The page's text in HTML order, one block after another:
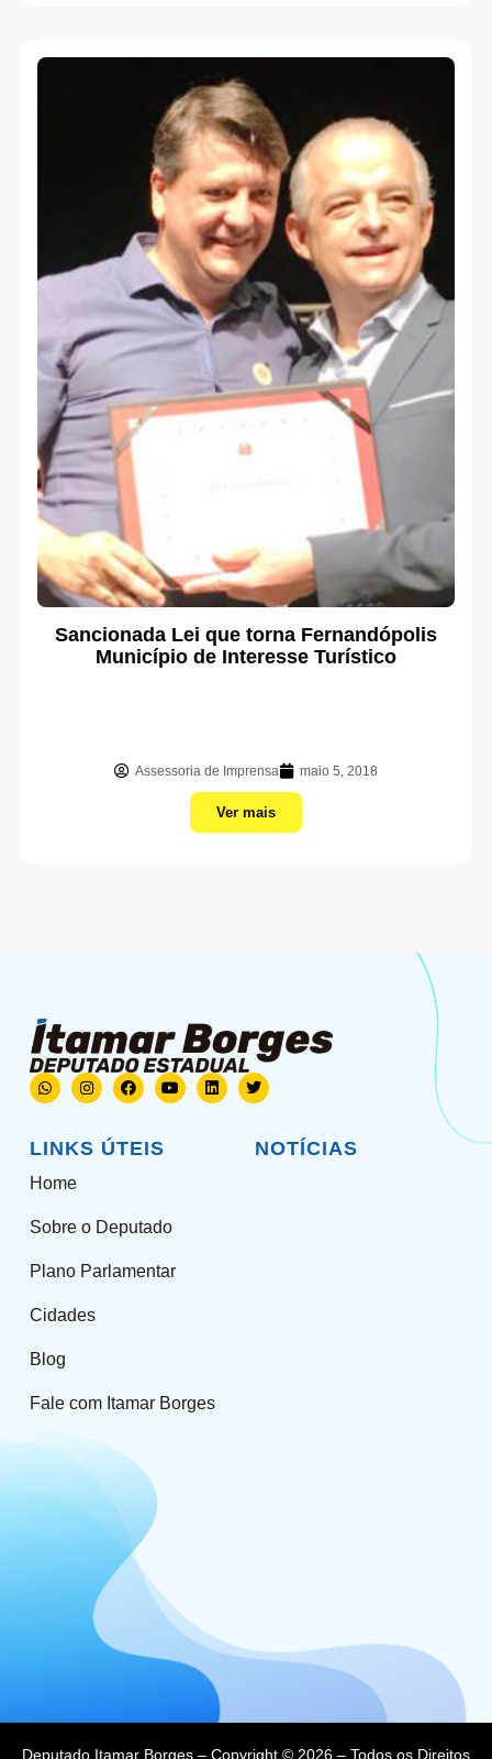
Sancionada Lei que torna Fernandópolis
Município de Interesse Turístico
Assessoria de Imprensa maio 5, 2018
Ver mais
LINKS ÚTEIS
Home
Sobre o Deputado
Plano Parlamentar
Cidades
Blog
Fale com Itamar Borges
NOTÍCIAS
Deputado Itamar Borges – Copyright © 2026 – Todos os Direitos